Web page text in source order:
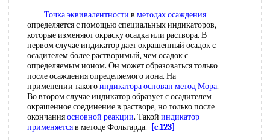
Точка эквивалентности в методах осаждения
определяется с помощью специальных индикаторов,
которые изменяют окраску осадка или раствора. В
первом случае индикатор дает окрашенный осадок с
осадителем более растворимый, чем осадок с
определяемым ионом. Он может образоваться только
после осаждения определяемого иона. На
применении такогоиндикатора основан метод Мора.
Во втором случае индикатор образует с осадителем
окрашенное соединение в растворе, но только после
окончанияосновной реакции. Такой индикатор
применяетсяв методе Фольгарда.
[c.123]